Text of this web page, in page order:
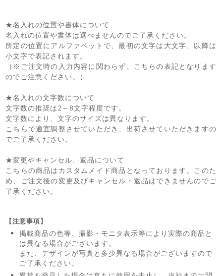
★名入れの位置や書体について
名入れの位置や書体は選べませんのでご了承ください。
所定の位置にアルファベットで、最初の文字は大文字、以降は
小文字で表記されます。
（※ご注文時の入力内容に関わらず、こちらの表記となります
のでご注意ください。）
★名入れの文字数について
文字数の推奨は2～8文字程度です。
文字数により、文字のサイズは異なります。
こちらで適宜調整させていただき、出荷させていただきますの
でご了承ください。
★変更やキャンセル、返品について
こちらの商品はカスタムメイド商品となっております。このた
め、ご注文後の変更及びキャンセル・返品はできませんのでご
了承ください。
【注意事項】
掲載商品の色等、撮影・モニタ表示等により実際の商品と
は異なる場合がございます。
また、デザインが写真と多少異なる場合がございますので
ご了承ください。